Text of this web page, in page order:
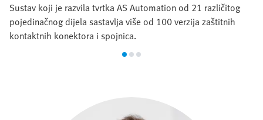
Sustav koji je razvila tvrtka AS Automation od 21 različitog
pojedinačnog dijela sastavlja više od 100 verzija zaštitnih
kontaktnih konektora i spojnica.